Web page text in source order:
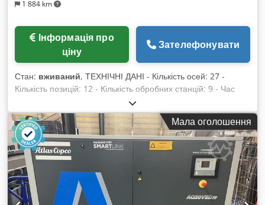
1 884 km
ціну
Зателефонувати
Стан: вживаний, ТЕХНІЧНІ ДАНІ - Кількість осей: 27 -
Кількість позицій: 12 - Кількість обробних станцій: 9 - Час
індексації: 2 [сек] ОБРОБНА ОДИНИЦЯ - Модель: UV151-3 -
Кількість одиниць: 1 - Хід по осях X/Y/Z: 110 / 150 / 100 [мм]
- Швидкість швидкого переміщення: 6500 [мм/хв] -
Дискретність: 0,001 [мм] ОБРОБНА ОДИНИЦЯ - Модель:
UV50-3 - Кількість одиниць: 8 - Хід по осях X/Y/Z: 40 / 120 /
100 [мм] - Швидкість швидкого переміщення: 6500 [мм/хв] -
Дискретність: 0,001 [мм] ШПИНДЕЛІ - Тип шпинделя:
Electrobroche Ø38 Chodow Huhcspfx Ai Rsa * Кількість
шпинделів: 14 * Креплення інструменту: ISO10 * Швидкість
Мала оголошення